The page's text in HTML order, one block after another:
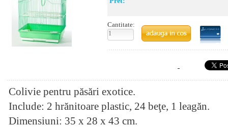
Cantitate:
Colivie pentru păsări exotice.
Include: 2 hrănitoare plastic, 24 beţe, 1 leagăn.
Dimensiuni: 35 x 28 x 43 cm.